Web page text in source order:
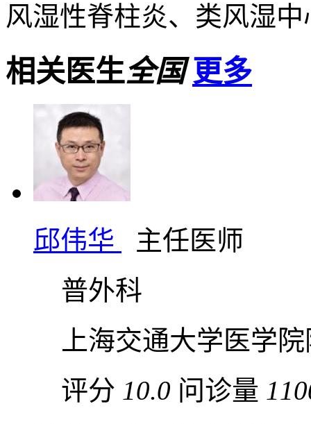
风湿性脊柱炎、类风湿
相关医生全国 更多
邱伟华
主任医师
普外科
上海交通大学医学
评分 10.0 问诊量